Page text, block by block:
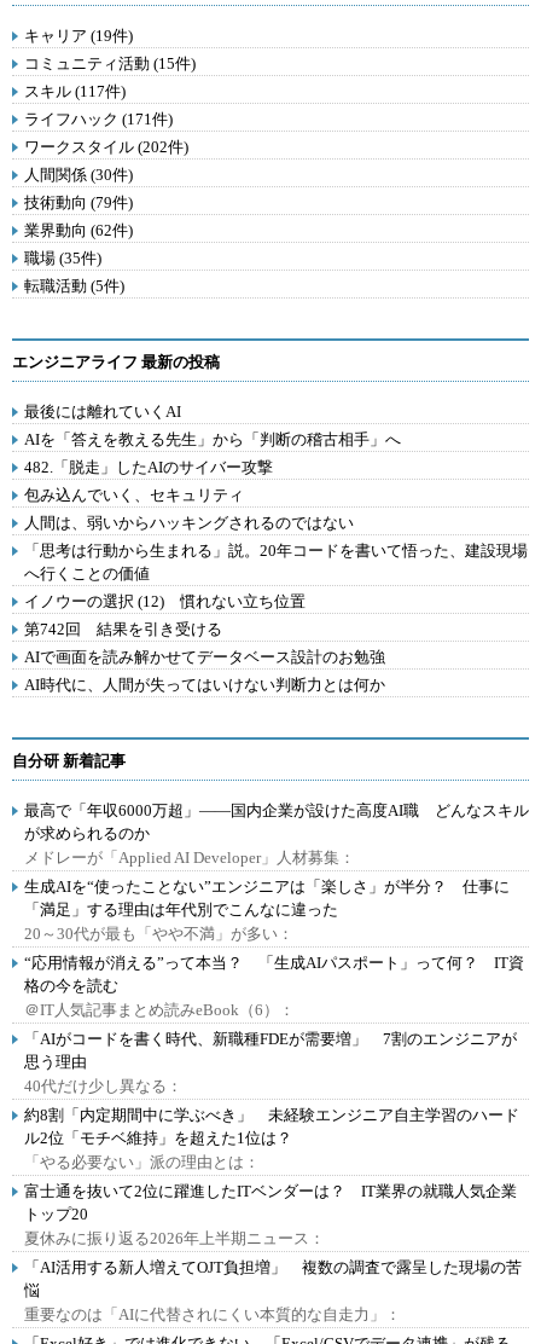
キャリア (19件)
コミュニティ活動 (15件)
スキル (117件)
ライフハック (171件)
ワークスタイル (202件)
人間関係 (30件)
技術動向 (79件)
業界動向 (62件)
職場 (35件)
転職活動 (5件)
エンジニアライフ 最新の投稿
最後には離れていくAI
AIを「答えを教える先生」から「判断の稽古相手」へ
482.「脱走」したAIのサイバー攻撃
包み込んでいく、セキュリティ
人間は、弱いからハッキングされるのではない
「思考は行動から生まれる」説。20年コードを書いて悟った、建設現場
へ行くことの価値
イノウーの選択 (12) 慣れない立ち位置
第742回 結果を引き受ける
AIで画面を読み解かせてデータベース設計のお勉強
AI時代に、人間が失ってはいけない判断力とは何か
自分研 新着記事
最高で「年収6000万超」――国内企業が設けた高度AI職 どんなスキル
が求められるのか
メドレーが「Applied AI Developer」人材募集：
生成AIを“使ったことない”エンジニアは「楽しさ」が半分？ 仕事に
「満足」する理由は年代別でこんなに違った
20～30代が最も「やや不満」が多い：
“応用情報が消える”って本当？ 「生成AIパスポート」って何？ IT資
格の今を読む
＠IT人気記事まとめ読みeBook（6）：
「AIがコードを書く時代、新職種FDEが需要増」 7割のエンジニアが
思う理由
40代だけ少し異なる：
約8割「内定期間中に学ぶべき」 未経験エンジニア自主学習のハード
ル2位「モチベ維持」を超えた1位は？
「やる必要ない」派の理由とは：
富士通を抜いて2位に躍進したITベンダーは？ IT業界の就職人気企業
トップ20
夏休みに振り返る2026年上半期ニュース：
「AI活用する新人増えてOJT負担増」 複数の調査で露呈した現場の苦
悩
重要なのは「AIに代替されにくい本質的な自走力」：